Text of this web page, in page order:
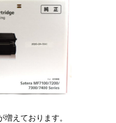
えております。